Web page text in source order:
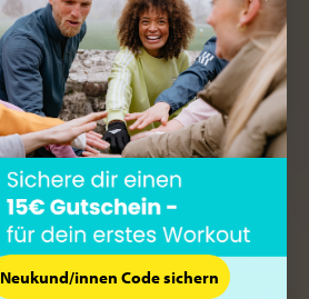
Neukund/innen Code sichern